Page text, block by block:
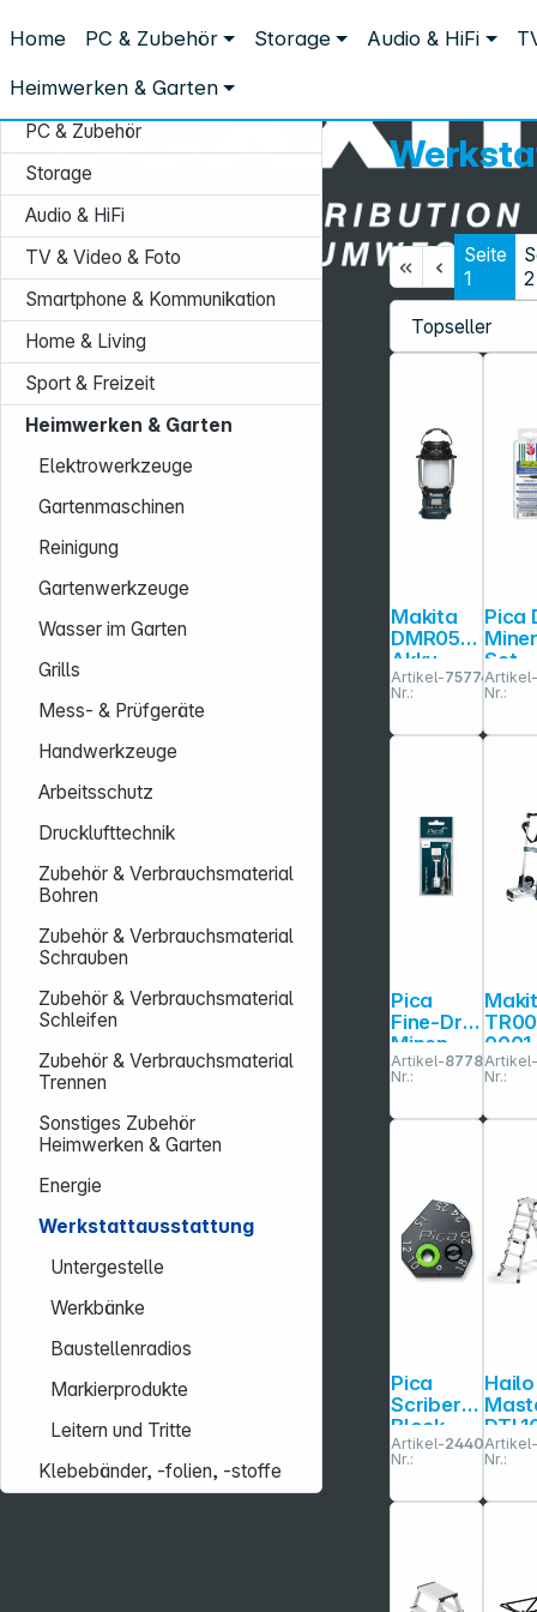
Home PC & Zubehör Storage Audio & HiFi
Heimwerken & Garten
Heimwerken & Garten Werkstattausstattung
PC & Zubehör
Storage
Audio & HiFi
TV & Video & Foto
Smartphone & Kommunikation
Home & Living
Sport & Freizeit
Heimwerken & Garten
Elektrowerkzeuge
Gartenmaschinen
Reinigung
Gartenwerkzeuge
Wasser im Garten
Grills
Mess- & Prüfgeräte
Handwerkzeuge
Arbeitsschutz
Drucklufttechnik
Zubehör & Verbrauchsmaterial
Bohren
Zubehör & Verbrauchsmaterial
Schrauben
Zubehör & Verbrauchsmaterial
Schleifen
Zubehör & Verbrauchsmaterial
Trennen
Sonstiges Zubehör
Heimwerken & Garten
Energie
Werkstattausstattung
Untergestelle
Werkbänke
Baustellenradios
Markierprodukte
Leitern und Tritte
Klebebänder, -folien, -stoffe
Seite
1
2
Makita
DMR056
Akku-
Radio mit
Laterne
Artikel-
Nr.:
757745
Pica
Set
SB
Artikel-
Nr.:
Pica
Fine-Dry
Minen-
Set weiß
- SB
Artikel-
Nr.:
877837
0001
Artikel-
Nr.:
Pica
Scriber
Block
Artikel-
Nr.:
244052
Hailo
x 4 -
Stufen
Artikel-
Nr.:
Service-Hotline:
+49 931 9708–496
Mo. - Fr.: 08:00 - 17:00 Uhr